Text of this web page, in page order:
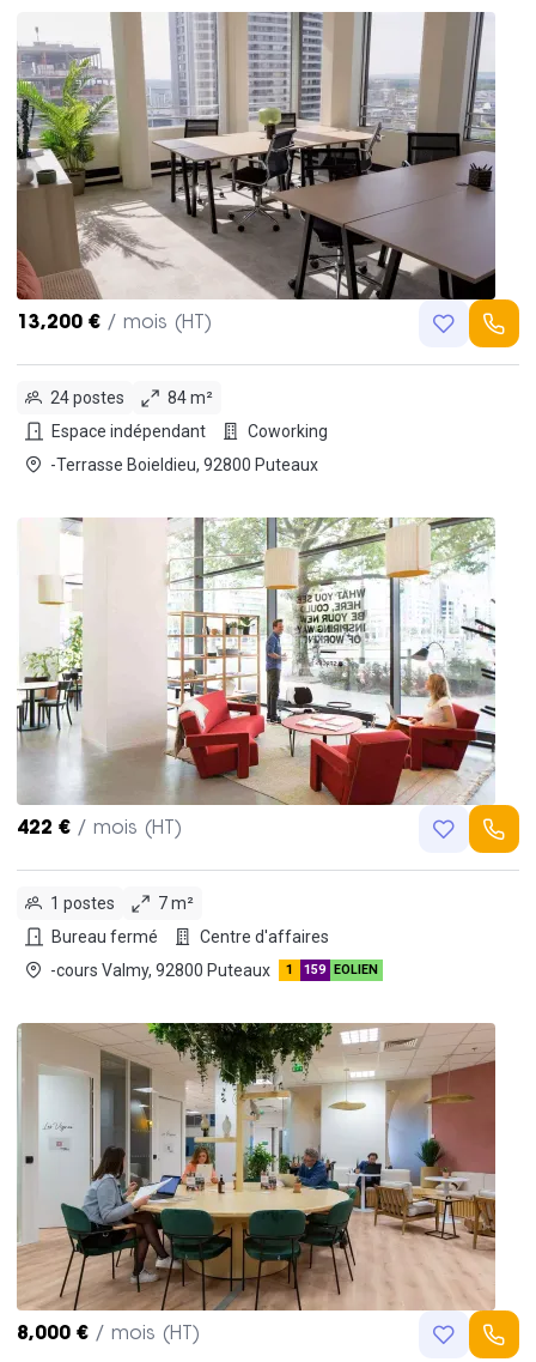
13,200 € / mois (HT)
24 postes
84 m²
Espace indépendant
Coworking
-Terrasse Boieldieu, 92800 Puteaux
422 € / mois (HT)
1 postes
7 m²
Bureau fermé
Centre d'affaires
-cours Valmy, 92800 Puteaux
1 159 EOLIEN
8,000 € / mois (HT)